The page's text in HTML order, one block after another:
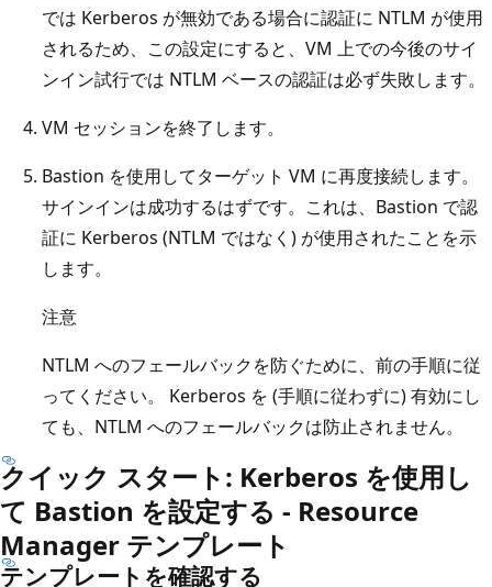
では Kerberos が無効である場合に認証に NTLM が使用
されるため、この設定にすると、VM 上での今後のサイ
ンイン試行では NTLM ベースの認証は必ず失敗します。
VM セッションを終了します。
Bastion を使用してターゲット VM に再度接続します。
サインインは成功するはずです。これは、Bastion で認
証に Kerberos (NTLM ではなく) が使用されたことを示
します。
注意
NTLM へのフェールバックを防ぐために、前の手順に従
ってください。 Kerberos を (手順に従わずに) 有効にし
ても、NTLM へのフェールバックは防止されません。
クイック スタート: Kerberos を使用し
て Bastion を設定する - Resource
Manager テンプレート
テンプレートを確認する